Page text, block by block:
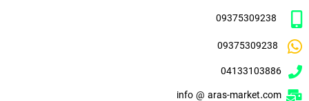
09375309238
09375309238
04133103886
info @ aras-market.com